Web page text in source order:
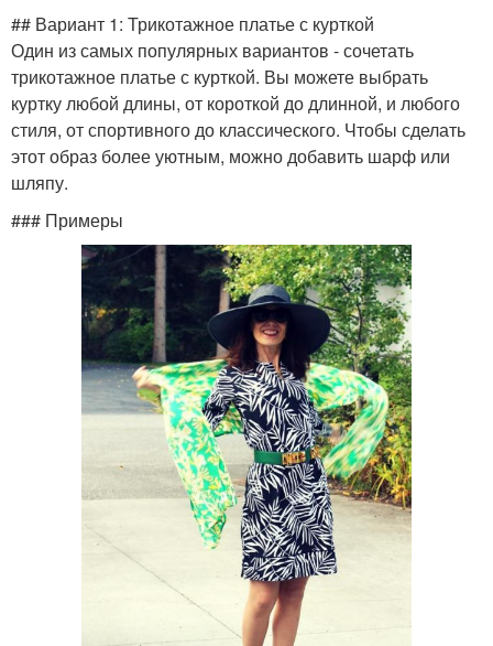
## Вариант 1: Трикотажное платье с курткой
Один из самых популярных вариантов - сочетать
трикотажное платье с курткой. Вы можете выбрать
куртку любой длины, от короткой до длинной, и любого
стиля, от спортивного до классического. Чтобы сделать
этот образ более уютным, можно добавить шарф или
шляпу.
### Примеры